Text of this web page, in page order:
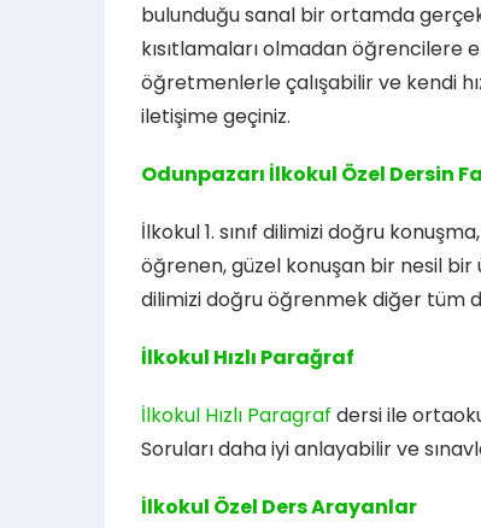
bulunduğu sanal bir ortamda
kısıtlamaları olmadan öğrencilere
öğretmenlerle çalışabilir ve kendi
iletişime geçiniz.
Odunpazarı İlkokul Özel Dersin
İlkokul 1. sınıf dilimizi doğru
öğrenen, güzel konuşan bir nesil
dilimizi doğru öğrenmek diğer tüm
İlkokul Hızlı Parağraf
İlkokul Hızlı Paragraf dersi ile
Soruları daha iyi anlayabilir ve
İlkokul Özel Ders Arayanlar